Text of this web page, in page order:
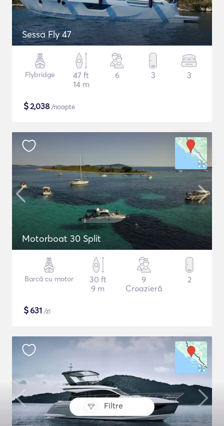
Filtre
Sessa Fly 47
Flybridge
47 ft
14 m
6 3 3
$2,038 /noapte
Motorboat 30 Split
Barcă cu motor
30 ft
9 m
9
Croazieră
2
$631 /zi